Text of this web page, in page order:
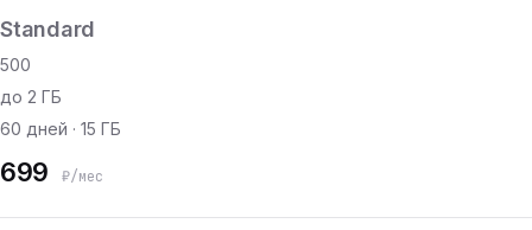
Standard
500
до 2 ГБ
60 дней · 15 ГБ
699 ₽/мес